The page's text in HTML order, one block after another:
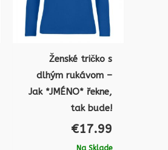
Ženské tričko s
dlhým rukávom –
Jak *JMÉNO* řekne,
tak bude!
€17.99
Na Sklade